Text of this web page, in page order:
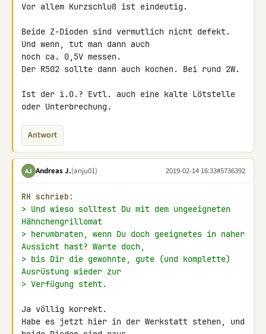
Vor allem Kurzschluß ist eindeutig.
Beide Z-Dioden sind vermutlich nicht defekt.
Und wenn, tut man dann auch
noch ca. 0,5V messen.
Der R502 sollte dann auch kochen. Bei rund 2W.
Ist der i.O.? Evtl. auch eine kalte Lötstelle
oder Unterbrechung.
Antwort
AJ Andreas J.(anju01) 2019-02-14 16:33#5736392
RH schrieb:
> Und wieso solltest Du mit dem ungeeigneten
Hähnchengrillomat
> herumbraten, wenn Du doch geeignetes in naher
Aussicht hast? Warte doch,
> bis Dir die gewohnte, gute (und komplette)
Ausrüstung wieder zur
> Verfügung steht.
Ja völlig korrekt.
Habe es jetzt hier in der Werkstatt stehen, und